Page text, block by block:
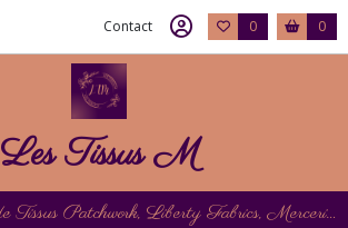
Contact 0 0
Les Tissus M
Boutique en ligne de Tissus Patchwork, Liberty Fabrics, Mercerie et Matériel de Point de Croix